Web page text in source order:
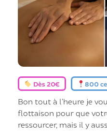
Dès 20€ 800
Bon tout à l’heure je
flottaison pour que
ressourcer, mais il y